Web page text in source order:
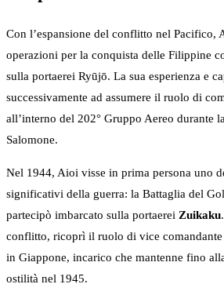
Con l’espansione del conflitto nel Pacifico,
operazioni per la conquista delle Filippine
sulla portaerei Ryūjō. La sua esperienza e
successivamente ad assumere il ruolo di
all’interno del 202° Gruppo Aereo durante
Salomone.
Nel 1944, Aioi visse in prima persona uno
significativi della guerra: la Battaglia del
partecipò imbarcato sulla portaerei Zuikaku
conflitto, ricoprì il ruolo di vice comandante
in Giappone, incarico che mantenne fino
ostilità nel 1945.